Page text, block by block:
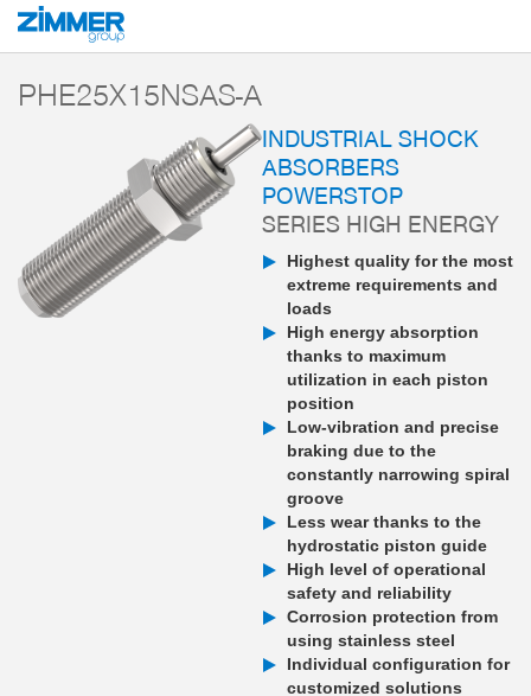
Start Products
PHE25X15NSAS-A
INDUSTRIAL SHOCK
ABSORBERS
POWERSTOP
SERIES HIGH ENERGY
Highest quality for the most
extreme requirements and
loads
High energy absorption
thanks to maximum
utilization in each piston
position
Low-vibration and precise
braking due to the
constantly narrowing spiral
groove
Less wear thanks to the
hydrostatic piston guide
High level of operational
safety and reliability
Corrosion protection from
using stainless steel
Individual configuration for
customized solutions